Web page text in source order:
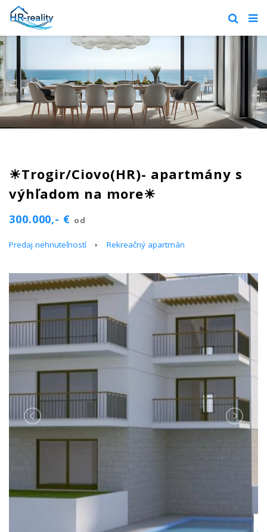
☀Trogir/Ciovo(HR)- apartmány s
výhľadom na more☀
300.000,- € od
Predaj nehnuteľností Rekreačný apartmán